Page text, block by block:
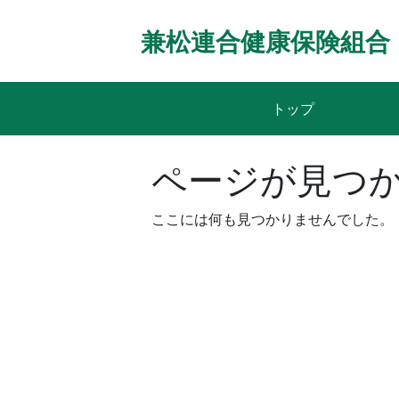
兼松連合健康保険組合
トップ
ページが見つ
ここには何も見つかりませんでした。